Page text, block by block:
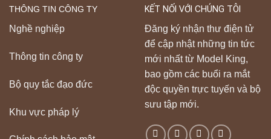
THÔNG TIN CÔNG TY
Nghề nghiệp
Thông tin công ty
Bộ quy tắc đạo đức
Khu vực pháp lý
KẾT NỐI VỚI CHÚNG TÔI
Đăng ký nhận thư điện tử
để cập nhật những tin tức
mới nhất từ Model King,
bao gồm các buổi ra mắt
độc quyền trực tuyến và bộ
sưu tập mới.